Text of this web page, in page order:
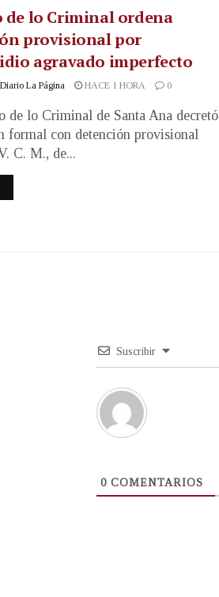
de lo Criminal ordena
provisional por
agravado imperfecto
La Página HACE 1 HORA 0
de lo Criminal de Santa Ana decretó
formal con detención provisional
C. M., de...
Suscribir
0 COMENTARIOS